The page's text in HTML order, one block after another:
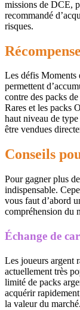
missions de DCE,
recommandé
risques.
Les défis Moments
permettent
contre des packs
Rares et les packs
haut niveau de
être vendues
Conseils
Pour gagner plus
indispensable.
vous faut d’abord
compréhension du
Échange de
Les joueurs argent
actuellement très
limité de packs
acquérir
la valeur du marché.